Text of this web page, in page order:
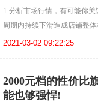
1.分析市场行情，有可能你
周期内持续下滑造成店铺整
2021-03-02 09:22:25
2000元档的性价比
能也够强悍!